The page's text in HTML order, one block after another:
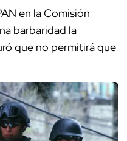
en la Comisión
barbaridad la
que no permitirá que